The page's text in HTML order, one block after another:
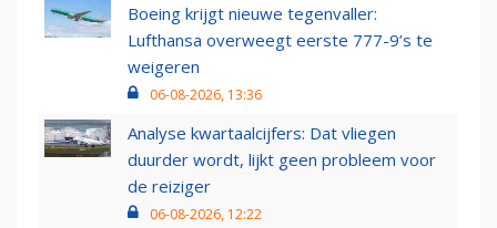
Boeing krijgt nieuwe tegenvaller:
Lufthansa overweegt eerste 777-9’s te
weigeren
06-08-2026, 13:36
Analyse kwartaalcijfers: Dat vliegen
duurder wordt, lijkt geen probleem voor
de reiziger
06-08-2026, 12:22